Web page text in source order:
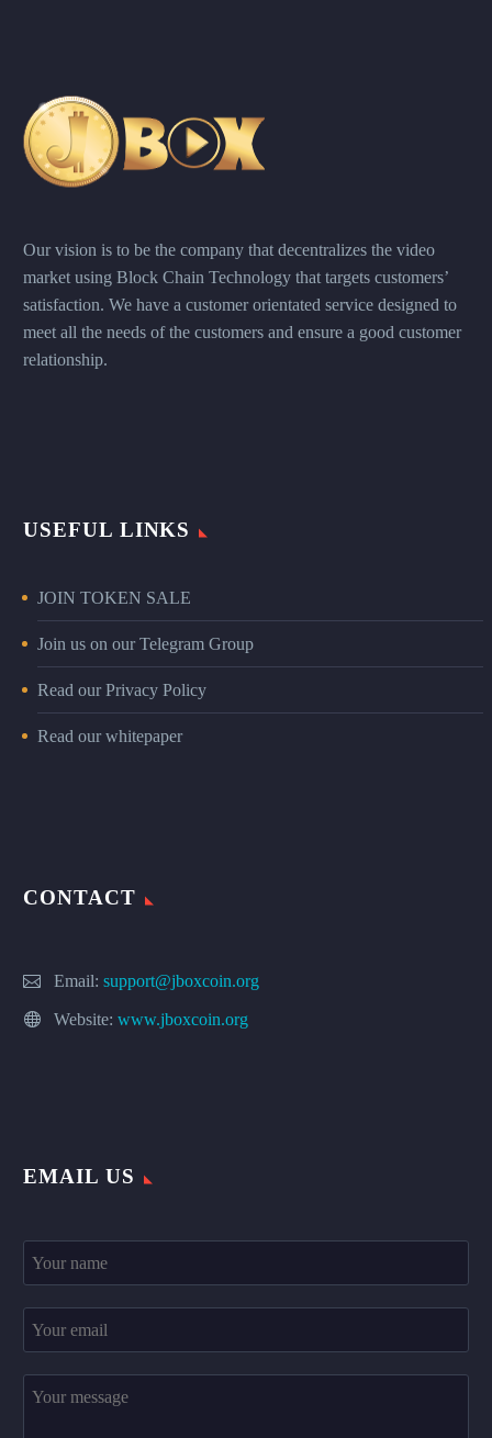
Our vision is to be the company that decentralizes the video
market using Block Chain Technology that targets customers’
satisfaction. We have a customer orientated service designed to
meet all the needs of the customers and ensure a good customer
relationship.
USEFUL LINKS
JOIN TOKEN SALE
Join us on our Telegram Group
Read our Privacy Policy
Read our whitepaper
CONTACT
Email: support@jboxcoin.org
Website: www.jboxcoin.org
EMAIL US